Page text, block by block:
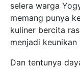
selera warga
memang punya
kuliner bercita
menjadi
Dan tentunya